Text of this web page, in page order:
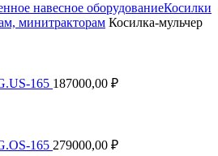
навесное оборудованиеКосилки
минитракторам Косилка-мульчер
165 187000,00 ₽
165 279000,00 ₽